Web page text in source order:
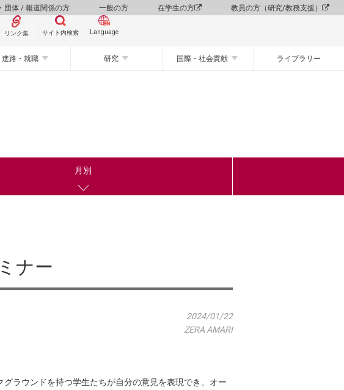
団体 / 報道関係の方 一般の方 在学生の方 教員の方（研究/教務支援）
リンク集 サイト内検索 Language
進路・就職 研究 国際・社会貢献 ライブラリー
月別
ナー
2024/01/22
ZERA AMARI
ラウンドを持つ学生たちが自分の意見を表現でき、オー